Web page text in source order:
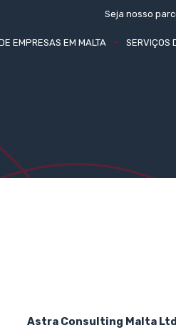
EMPRESAS EM MALTA SERVIÇOS
Seja nosso
Astra Consulting Malta Ltd